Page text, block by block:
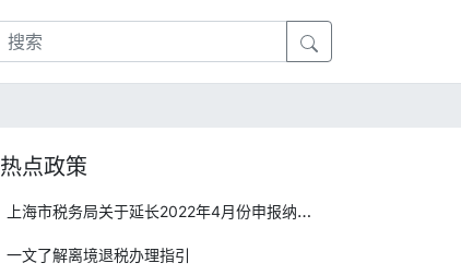
热点政策
上海市税务局关于延长2022年4月份申报纳税期限有关事项的通告
一文了解离境退税办理指引